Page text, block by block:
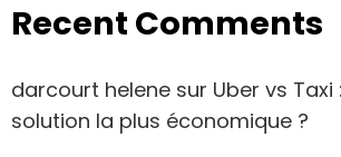
Recent Comments
darcourt helene sur Uber vs
solution la plus économique ?